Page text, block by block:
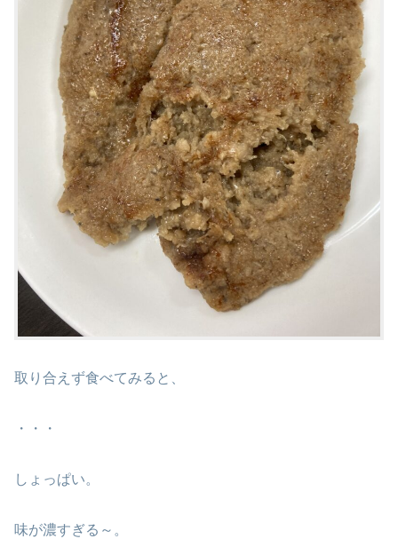
取り合えず食べてみると、
・・・
しょっぱい。
味が濃すぎる～。